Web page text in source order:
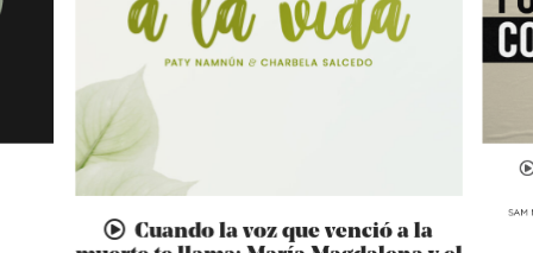
Cuando la voz que venció a la
SAM